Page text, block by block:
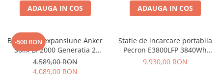
Componente sisteme de balcon
Acumulatori
Acumulatori Standard Plumb
Acumulatori Litiu
Acumulatori Gel
ADAUGA IN COS ADAUGA IN COS
-500 RON
Baterie de expansiune Anker
Solix BP2000 Generatia 2
pentru Anker Solix C2000 Gen
2, 2048Wh
4.589,00 RON
4.089,00 RON
Statie de incarcare portabila
Pecron E3800LFP 3840Wh
4200W + Carucior CADOU
9.930,00 RON